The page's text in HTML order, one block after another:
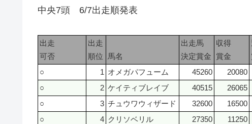
中央7頭 6/7出走順発表
出走
可否
出走
順位
馬名
出走馬
決定賞金
収得
賞金
○
1 オメガパフューム 45260 20080
○
2 ケイティブレイブ 40515 26065
○
3 チュウワウィザード 32600 16500
○
4 クリソベリル 27350 11250